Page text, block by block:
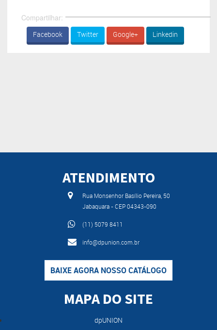
Compartilhar:
Facebook Twitter Google+ Linkedin
ATENDIMENTO
Rua Monsenhor Basílio Pereira, 50
Jabaquara - CEP 04343-090
(11) 5079 8411
info@dpunion.com.br
BAIXE AGORA NOSSO CATÁLOGO
MAPA DO SITE
dpUNION